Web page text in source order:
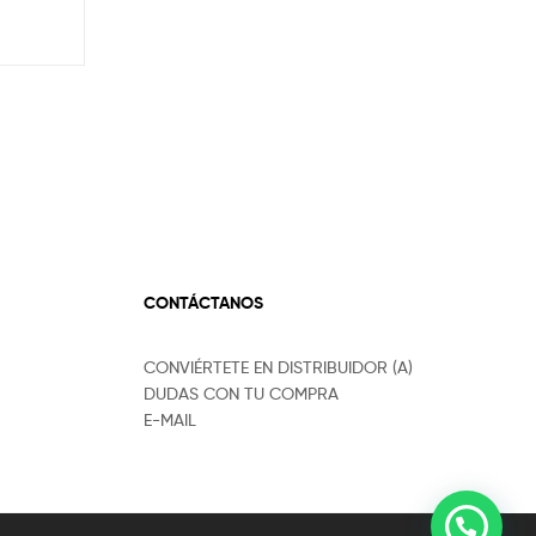
CONTÁCTANOS
CONVIÉRTETE EN DISTRIBUIDOR (A)
DUDAS CON TU COMPRA
E-MAIL